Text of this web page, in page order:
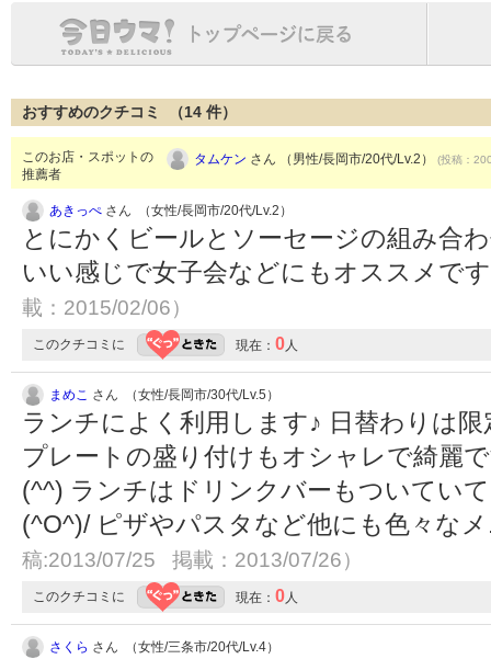
おすすめのクチコミ （14 件）
このお店・スポットの
推薦者
タムケン さん （男性/長岡市/20代/Lv.2） (投稿：
あきっぺ さん （女性/長岡市/20代/Lv.2）
とにかくビールとソーセージの組み合
いい感じで女子会などにもオススメで
載：2015/02/06）
このクチコミに 現在： 0人
まめこ さん （女性/長岡市/30代/Lv.5）
ランチによく利用します♪ 日替わりは
プレートの盛り付けもオシャレで綺麗
(^^) ランチはドリンクバーもついてい
(^O^)/ ピザやパスタなど他にも色々な
稿:2013/07/25 掲載：2013/07/26）
このクチコミに 現在： 0人
さくら さん （女性/三条市/20代/Lv.4）